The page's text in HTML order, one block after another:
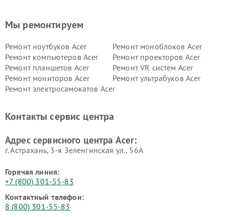
Мы ремонтируем
Ремонт ноутбуков Acer
Ремонт моноблоков Acer
Ремонт компьютеров Acer
Ремонт проекторов Acer
Ремонт планшетов Acer
Ремонт VR систем Acer
Ремонт мониторов Acer
Ремонт ультрабуков Acer
Ремонт электросамокатов Acer
Контакты сервис центра
Адрес сервисного центра Acer:
г. Астрахань, 3-я Зеленгинская ул., 56А
Горячая линия:
+7 (800) 301-55-83
Контактный телефон:
8 (800) 301-55-83